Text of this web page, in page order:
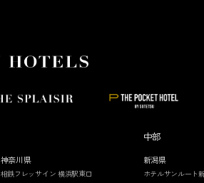
神奈川県
相鉄フレッサイン 横浜駅東口
中部
新潟県
ホテルサンルート